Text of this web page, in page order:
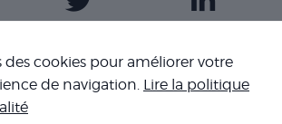
Contactez-nous
des cookies pour améliorer votre
de navigation. Lire la politique